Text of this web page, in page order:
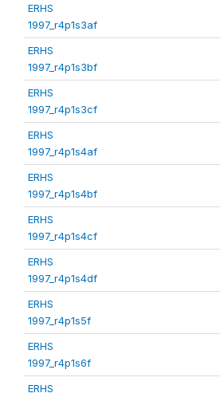
ERHS
1997_r4p1s3af
ERHS
1997_r4p1s3bf
ERHS
1997_r4p1s3cf
ERHS
1997_r4p1s4af
ERHS
1997_r4p1s4bf
ERHS
1997_r4p1s4cf
ERHS
1997_r4p1s4df
ERHS
1997_r4p1s5f
ERHS
1997_r4p1s6f
ERHS